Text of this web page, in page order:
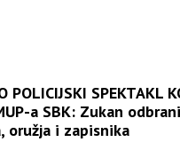
POLICIJSKI SPEKTAKL
a SBK: Zukan
oružja i zapisnika